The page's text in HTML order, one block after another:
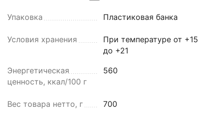
Упаковка Пластиковая банка
Условия хранения
При температуре от +15
до +21
Энергетическая
ценность, ккал/100 г
560
Вес товара нетто, г 700